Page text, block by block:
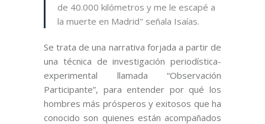
de 40.000 kilómetros y me le escapé a
la muerte en Madrid" señala Isaías.
Se trata de una narrativa forjada a partir de
una técnica de investigación periodística-
experimental llamada “Observación
Participante”, para entender por qué los
hombres más prósperos y exitosos que ha
conocido son quienes están acompañados